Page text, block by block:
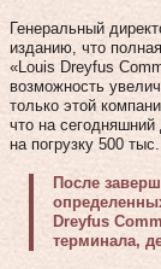
Генеральный
изданию, что
«Louis Dreyfus
возможность
только этой
что на
на погрузку 500
После
Dreyfus
терминала,